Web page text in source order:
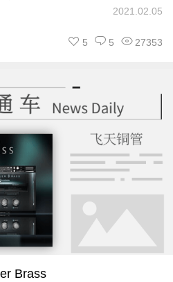
2021.02.05
27353
5
5
Brass